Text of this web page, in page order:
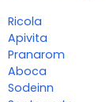
Ricola
Apivita
Pranarom
Aboca
Sodeinn